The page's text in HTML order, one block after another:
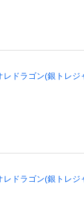
ドラゴン(銀トレジ
ドラゴン(銀トレジ